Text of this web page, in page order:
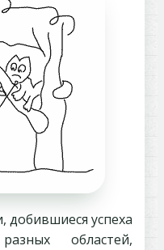
добившиеся успеха
областей,